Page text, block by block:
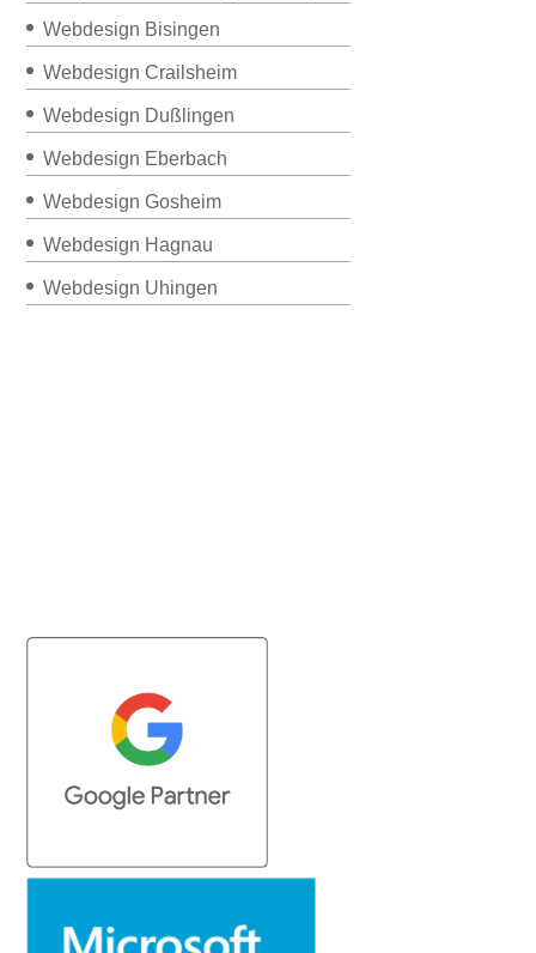
Webdesign Bisingen
Webdesign Crailsheim
Webdesign Dußlingen
Webdesign Eberbach
Webdesign Gosheim
Webdesign Hagnau
Webdesign Uhingen